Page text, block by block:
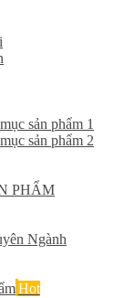
sản phẩm 1
sản phẩm 2
PHẨM
Ngành
Hot